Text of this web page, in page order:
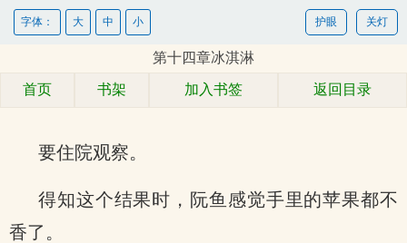
关灯
护眼
字体： 大 中 小
第十四章冰淇淋
首页 书架 加入书签 返回目录
要住院观察。
得知这个结果时，阮鱼感觉手里的苹果都不
香了。